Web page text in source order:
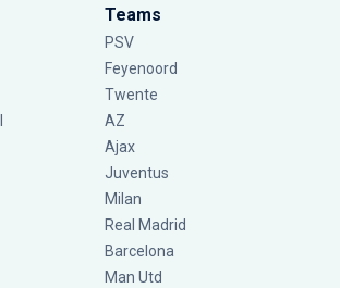
Teams
PSV
Feyenoord
Twente
AZ
Ajax
Juventus
Milan
Real Madrid
Barcelona
Man Utd